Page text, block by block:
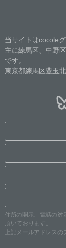
当サイトはcocole
主に練馬区、中野
です。
東京都練馬区豊玉
住所の開示、電話の対
頂いております。
上記メールアドレスの